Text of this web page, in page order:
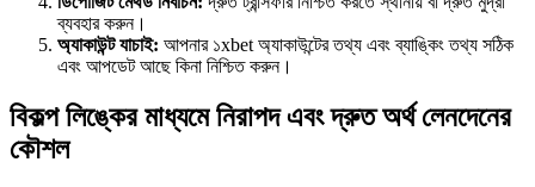
ব্যবহার করুন।
অ্যাকাউন্ট যাচাই: আপনার ১xbet অ্যাকাউন্টের তথ্য এবং ব্যাঙ্কিং তথ্য সঠিক
এবং আপডেট আছে কিনা নিশ্চিত করুন।
বিকল্প লিঙ্কের মাধ্যমে নিরাপদ এবং দ্রুত অর্থ লেনদেনের
কৌশল